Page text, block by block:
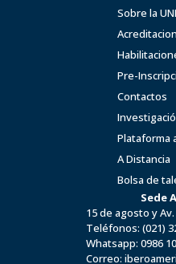
Sobre la
Pre-
Contactos
Plataforma
A Distancia
Bolsa de
Sede
15 de agosto y Av.
Teléfonos: (021)
Whatsapp: 0986
Correo: